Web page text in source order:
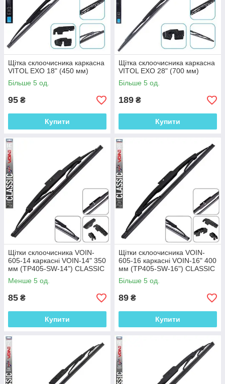
Щітка склоочисника каркасна
VITOL EXO 18" (450 мм)
Більше 5 од.
95 ₴
Купити
Щітка склоочисника каркасна
VITOL EXO 28" (700 мм)
Більше 5 од.
189 ₴
Купити
Щітки склоочисника VOIN-
605-14 каркасні VOIN-14" 350
мм (TP405-SW-14") CLASSIC
Менше 5 од.
85 ₴
Купити
Щітки склоочисника VOIN-
605-16 каркасні VOIN-16" 400
мм (TP405-SW-16") CLASSIC
Більше 5 од.
89 ₴
Купити